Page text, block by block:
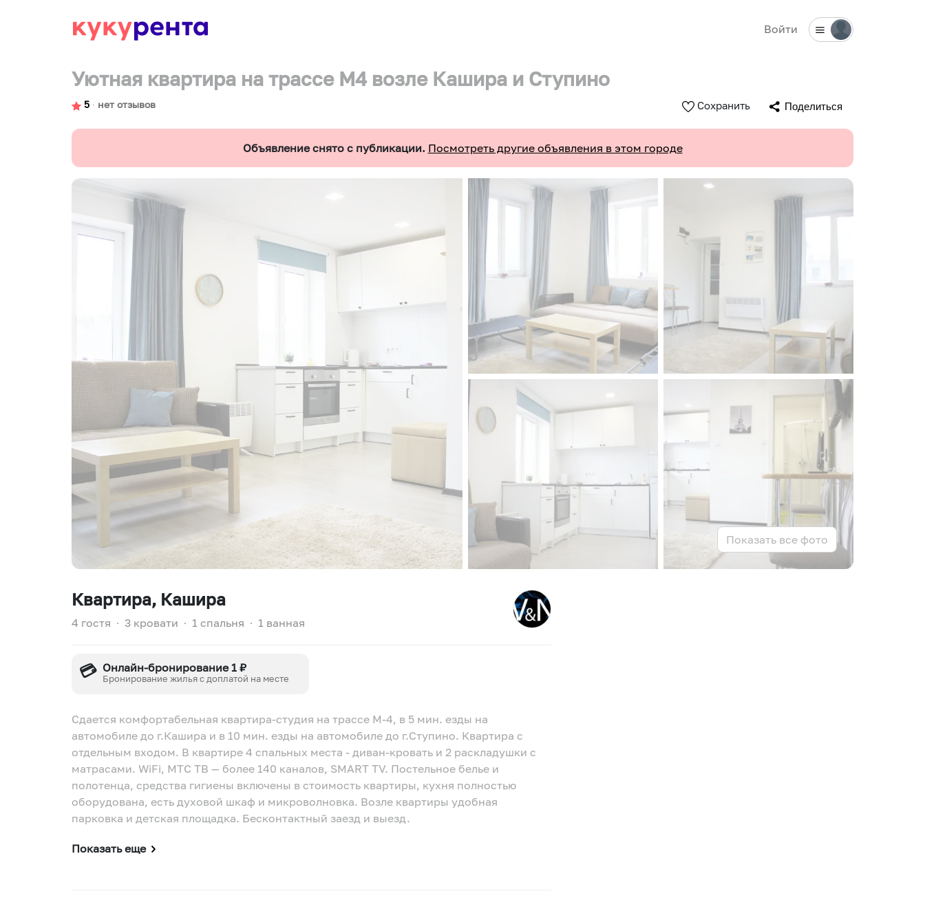
Войти
Уютная квартира на траcсе М4 возле Кашира и Ступино
5 ∙ нет отзывов Сохранить Поделиться
Объявление снято с публикации. Посмотреть другие объявления в этом городе
Показать все фото
Квартира, Кашира
4 гостя ∙ 3 кровати ∙ 1 спальня ∙ 1 ванная
💳 Онлайн-бронирование 1 ₽
Бронирование жилья с доплатой на месте
Сдается комфортабельная квартира-студия на трассе М-4, в 5 мин. езды на
автомобиле до г.Кашира и в 10 мин. езды на автомобиле до г.Ступино. Квартира с
отдельным входом. В квартире 4 спальных места - диван-кровать и 2 раскладушки с
матрасами. WiFi, MTC ТВ — более 140 каналов, SMART TV. Постельное белье и
полотенца, средства гигиены включены в стоимость квартиры, кухня полностью
оборудована, есть духовой шкаф и микроволновка. Возле квартиры удобная
парковка и детская площадка. Бесконтактный заезд и выезд.
Показать еще